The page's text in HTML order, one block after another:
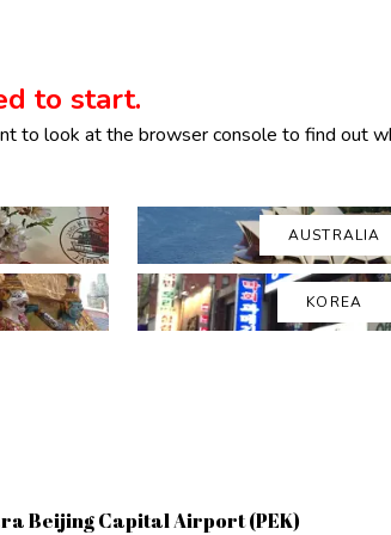
to start.
to look at the browser console to find out
AUSTRALIA
KOREA
Beijing Capital Airport (PEK)